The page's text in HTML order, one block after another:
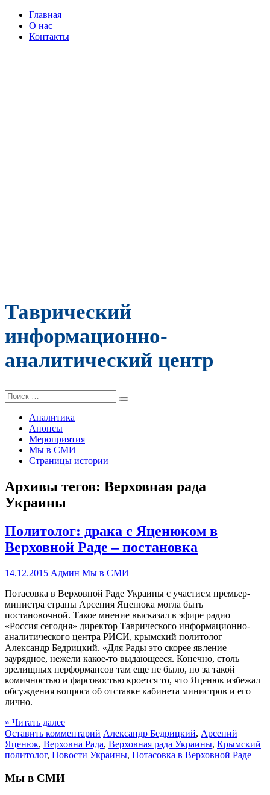
Главная
О нас
Контакты
Таврический
информационно-
аналитический центр
Поиск:
Аналитика
Анонсы
Мероприятия
Мы в СМИ
Страницы истории
Архивы тегов: Верховная рада
Украины
Политолог: драка с Яценюком в
Верховной Раде – постановка
14.12.2015 Админ Мы в СМИ
Потасовка в Верховной Раде Украины с участием премьер-
министра страны Арсения Яценюка могла быть
постановочной. Такое мнение высказал в эфире радио
«Россия сегодня» директор Таврического информационно-
аналитического центра РИСИ, крымский политолог
Александр Бедрицкий. «Для Рады это скорее явление
заурядное, нежели какое-то выдающееся. Конечно, столь
зрелищных перформансов там еще не было, но за такой
комичностью и фарсовостью кроется то, что Яценюк избежал
обсуждения вопроса об отставке кабинета министров и его
лично.
» Читать далее
Оставить комментарий Александр Бедрицкий, Арсений
Яценюк, Верховна Рада, Верховная рада Украины, Крымский
политолог, Новости Украины, Потасовка в Верховной Раде
Мы в СМИ